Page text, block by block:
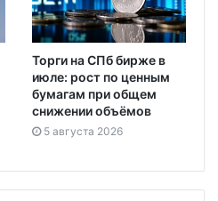
Торги на СПб бирже в
июле: рост по ценным
бумагам при общем
снижении объёмов
5 августа 2026